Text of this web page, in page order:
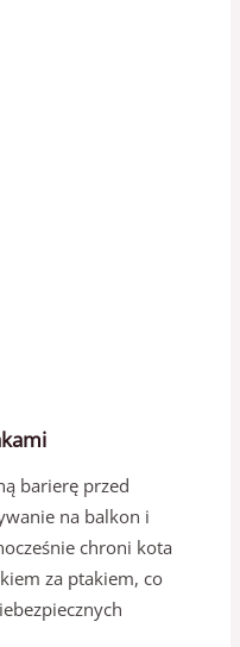
barierę przed
na balkon i
chroni kota
za ptakiem, co